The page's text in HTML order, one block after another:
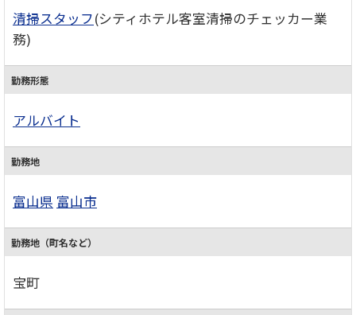
清掃スタッフ(シティホテル客室清掃のチェッカー業
務)
勤務形態
アルバイト
勤務地
富山県 富山市
勤務地（町名など）
宝町